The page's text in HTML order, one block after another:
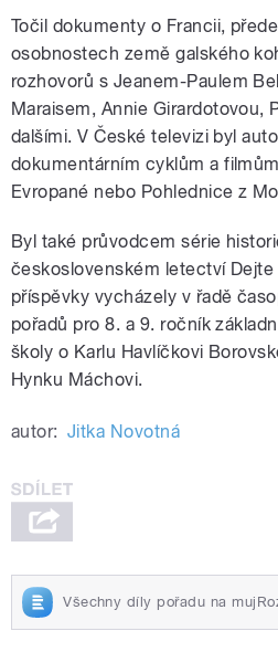
Točil dokumenty o Francii,
osobnostech země galského
rozhovorů s Jeanem-Paulem
Maraisem, Annie Girardotovou,
dalšími. V České televizi byl
dokumentárním cyklům a
Evropané nebo Pohlednice z
Byl také průvodcem série
československém letectví Dejte
příspěvky vycházely v řadě
pořadů pro 8. a 9. ročník
školy o Karlu Havlíčkovi
Hynku Máchovi.
autor: Jitka Novotná
Všechny díly pořadu na